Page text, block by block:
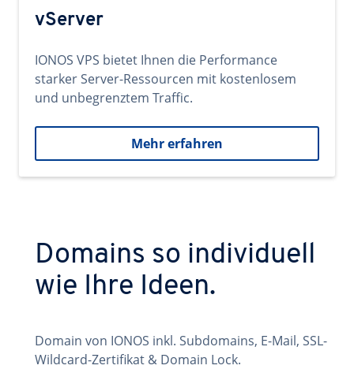
vServer
IONOS VPS bietet Ihnen die Performance
starker Server-Ressourcen mit kostenlosem
und unbegrenztem Traffic.
Mehr erfahren
Domains so individuell
wie Ihre Ideen.
Domain von IONOS inkl. Subdomains, E-Mail, SSL-
Wildcard-Zertifikat & Domain Lock.